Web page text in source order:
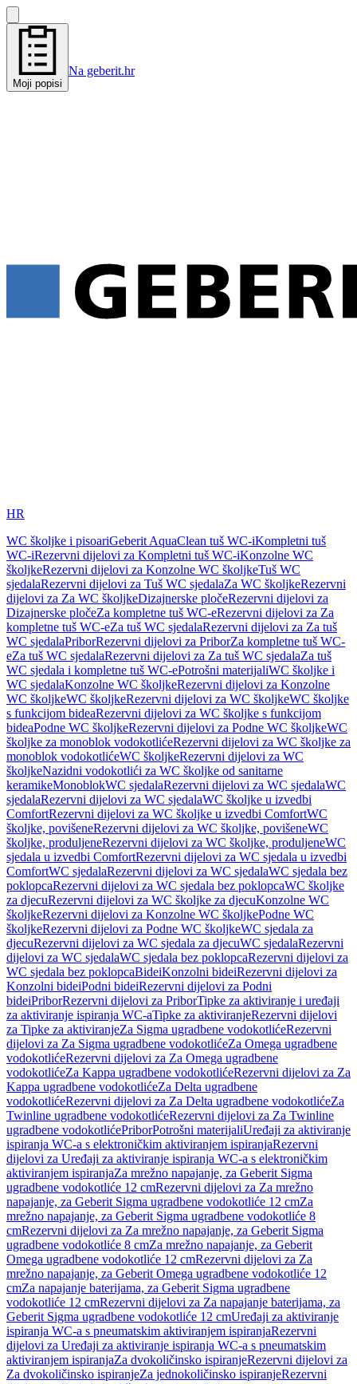
Moji popisi
Na geberit.hr
HR
WC školjke i pisoariGeberit AquaClean tuš WC-iKompletni tuš
WC-iRezervni dijelovi za Kompletni tuš WC-iKonzolne WC
školjkeRezervni dijelovi za Konzolne WC školjkeTuš WC
sjedalaRezervni dijelovi za Tuš WC sjedalaZa WC školjkeRezervni
dijelovi za Za WC školjkeDizajnerske pločeRezervni dijelovi za
Dizajnerske pločeZa kompletne tuš WC-eRezervni dijelovi za Za
kompletne tuš WC-eZa tuš WC sjedalaRezervni dijelovi za Za tuš
WC sjedalaPriborRezervni dijelovi za PriborZa kompletne tuš WC-
eZa tuš WC sjedalaRezervni dijelovi za Za tuš WC sjedalaZa tuš
WC sjedala i kompletne tuš WC-ePotrošni materijaliWC školjke i
WC sjedalaKonzolne WC školjkeRezervni dijelovi za Konzolne
WC školjkeWC školjkeRezervni dijelovi za WC školjkeWC školjke
s funkcijom bideaRezervni dijelovi za WC školjke s funkcijom
bideaPodne WC školjkeRezervni dijelovi za Podne WC školjkeWC
školjke za monoblok vodokotlićeRezervni dijelovi za WC školjke za
monoblok vodokotlićeWC školjkeRezervni dijelovi za WC
školjkeNazidni vodokotlići za WC školjke od sanitarne
keramikeMonoblokWC sjedalaRezervni dijelovi za WC sjedalaWC
sjedalaRezervni dijelovi za WC sjedalaWC školjke u izvedbi
ComfortRezervni dijelovi za WC školjke u izvedbi ComfortWC
školjke, povišeneRezervni dijelovi za WC školjke, povišeneWC
školjke, produljeneRezervni dijelovi za WC školjke, produljeneWC
sjedala u izvedbi ComfortRezervni dijelovi za WC sjedala u izvedbi
ComfortWC sjedalaRezervni dijelovi za WC sjedalaWC sjedala bez
poklopcaRezervni dijelovi za WC sjedala bez poklopcaWC školjke
za djecuRezervni dijelovi za WC školjke za djecuKonzolne WC
školjkeRezervni dijelovi za Konzolne WC školjkePodne WC
školjkeRezervni dijelovi za Podne WC školjkeWC sjedala za
djecuRezervni dijelovi za WC sjedala za djecuWC sjedalaRezervni
dijelovi za WC sjedalaWC sjedala bez poklopcaRezervni dijelovi za
WC sjedala bez poklopcaBideiKonzolni bideiRezervni dijelovi za
Konzolni bideiPodni bideiRezervni dijelovi za Podni
bideiPriborRezervni dijelovi za PriborTipke za aktiviranje i uređaji
za aktiviranje ispiranja WC-aTipke za aktiviranjeRezervni dijelovi
za Tipke za aktiviranjeZa Sigma ugradbene vodokotlićeRezervni
dijelovi za Za Sigma ugradbene vodokotlićeZa Omega ugradbene
vodokotlićeRezervni dijelovi za Za Omega ugradbene
vodokotlićeZa Kappa ugradbene vodokotlićeRezervni dijelovi za Za
Kappa ugradbene vodokotlićeZa Delta ugradbene
vodokotlićeRezervni dijelovi za Za Delta ugradbene vodokotlićeZa
Twinline ugradbene vodokotlićeRezervni dijelovi za Za Twinline
ugradbene vodokotlićePriborPotrošni materijaliUređaji za aktiviranje
ispiranja WC-a s elektroničkim aktiviranjem ispiranjaRezervni
dijelovi za Uređaji za aktiviranje ispiranja WC-a s elektroničkim
aktiviranjem ispiranjaZa mrežno napajanje, za Geberit Sigma
ugradbene vodokotliće 12 cmRezervni dijelovi za Za mrežno
napajanje, za Geberit Sigma ugradbene vodokotliće 12 cmZa
mrežno napajanje, za Geberit Sigma ugradbene vodokotliće 8
cmRezervni dijelovi za Za mrežno napajanje, za Geberit Sigma
ugradbene vodokotliće 8 cmZa mrežno napajanje, za Geberit
Omega ugradbene vodokotliće 12 cmRezervni dijelovi za Za
mrežno napajanje, za Geberit Omega ugradbene vodokotliće 12
cmZa napajanje baterijama, za Geberit Sigma ugradbene
vodokotliće 12 cmRezervni dijelovi za Za napajanje baterijama, za
Geberit Sigma ugradbene vodokotliće 12 cmUređaji za aktiviranje
ispiranja WC-a s pneumatskim aktiviranjem ispiranjaRezervni
dijelovi za Uređaji za aktiviranje ispiranja WC-a s pneumatskim
aktiviranjem ispiranjaZa dvokoličinsko ispiranjeRezervni dijelovi za
Za dvokoličinsko ispiranjeZa jednokoličinsko ispiranjeRezervni